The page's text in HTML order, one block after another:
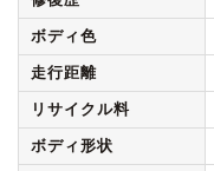
ボディ色
走行距離
リサイクル料
ボディ形状